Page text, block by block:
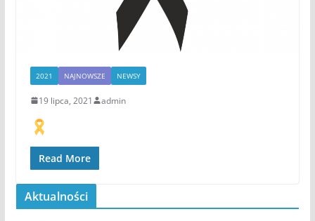
2021 NAJNOWSZE NEWSY
19 lipca, 2021 admin
Read More
Aktualności